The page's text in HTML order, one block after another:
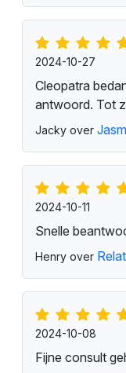
2024-10-27
Cleopatra
antwoord. Tot
Jacky over
2024-10-11
Snelle
Henry over
2024-10-08
Fijne consult